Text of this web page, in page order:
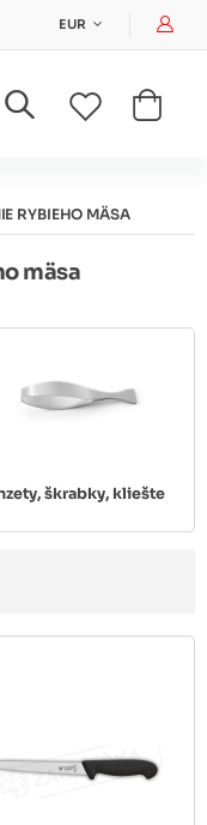
EUR
RYBIEHO MÄSA
mäsa
škrabky, kliešte